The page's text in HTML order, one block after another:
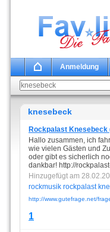
Anmeldung
knesebeck
Rockpalast
Hallo zusammen, ich
wie vielen Gästen und
oder gibt es sicherlich
dankbar! http://
Hinzugefügt am
rockmusik rockpalast
http://www.gutefrage.net/
1